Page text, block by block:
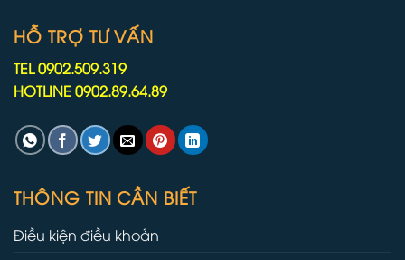
HỖ TRỢ TƯ VẤN
TEL 0902.509.319
HOTLINE 0902.89.64.89
THÔNG TIN CẦN BIẾT
Điều kiện điều khoản